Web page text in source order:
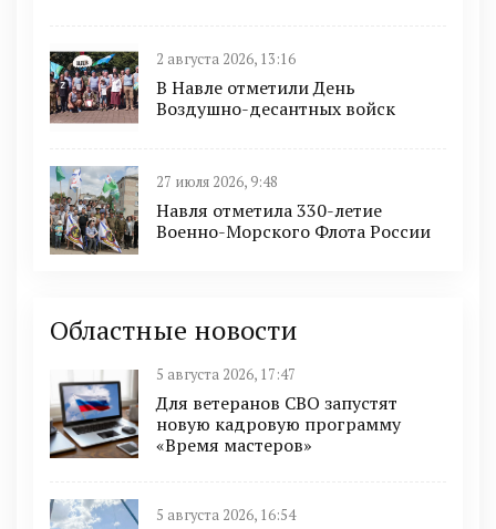
2 августа 2026, 13:16
В Навле отметили День
Воздушно-десантных войск
27 июля 2026, 9:48
Навля отметила 330-летие
Военно-Морского Флота России
Областные новости
5 августа 2026, 17:47
Для ветеранов СВО запустят
новую кадровую программу
«Время мастеров»
5 августа 2026, 16:54